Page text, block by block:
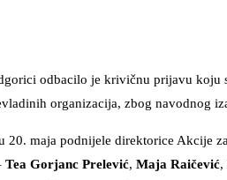
odbacilo je krivičnu prijavu koju
organizacija, zbog navodnog
20. maja podnijele direktorice Akcije
Tea Gorjanc Prelević, Maja Raičević,